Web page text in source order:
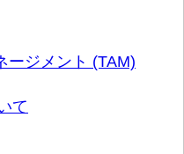
ージメント (TAM)
て